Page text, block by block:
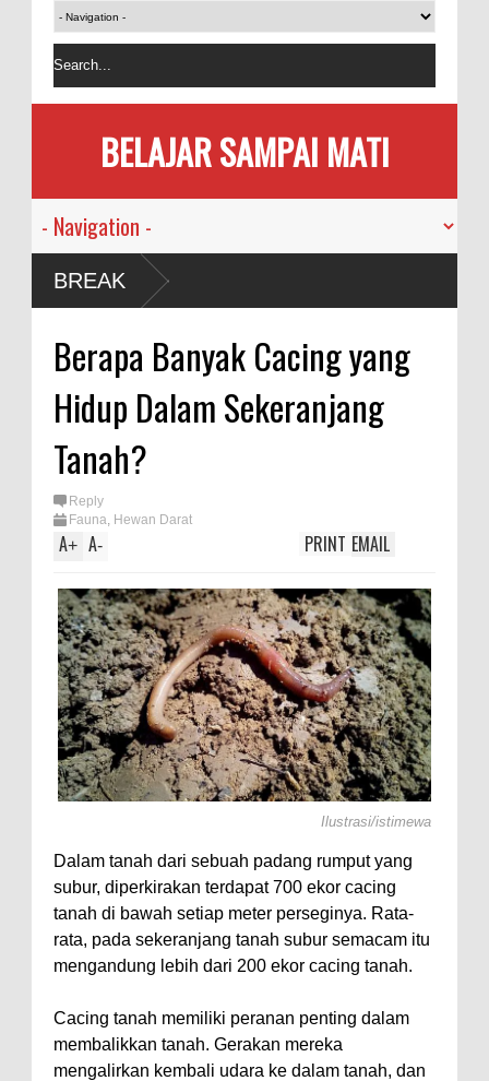
BELAJAR SAMPAI MATI
BREAK
Berapa Banyak Cacing yang
Hidup Dalam Sekeranjang
Tanah?
Reply
Fauna, Hewan Darat
A+ A- EMAIL
PRINT
Ilustrasi/istimewa
Dalam tanah dari sebuah padang rumput yang
subur, diperkirakan terdapat 700 ekor cacing
tanah di bawah setiap meter perseginya. Rata-
rata, pada sekeranjang tanah subur semacam itu
mengandung lebih dari 200 ekor cacing tanah.
Cacing tanah memiliki peranan penting dalam
membalikkan tanah. Gerakan mereka
mengalirkan kembali udara ke dalam tanah, dan